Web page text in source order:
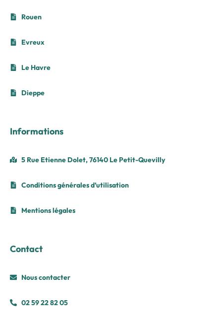
Rouen
Evreux
Le Havre
Dieppe
Informations
5 Rue Etienne Dolet, 76140 Le Petit-Quevilly
Conditions générales d’utilisation
Mentions légales
Contact
Nous contacter
02 59 22 82 05